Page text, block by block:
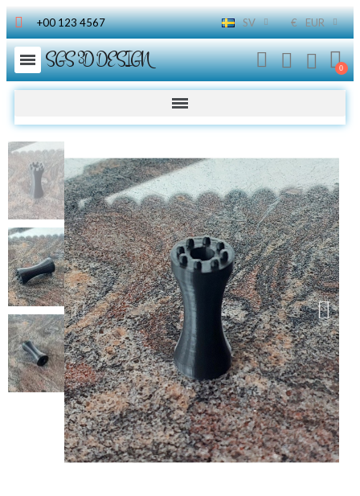
+00 123 4567 SV € EUR
SGS 3D DESIGN